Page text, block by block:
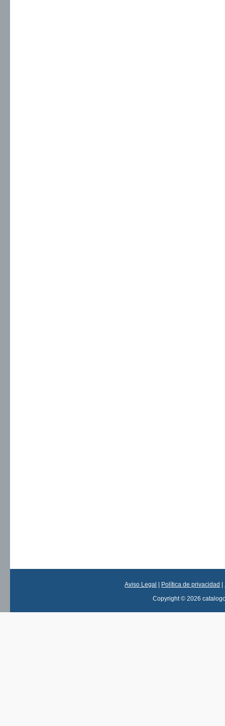
Aviso Legal Política de privacidad
Copyright © 2026